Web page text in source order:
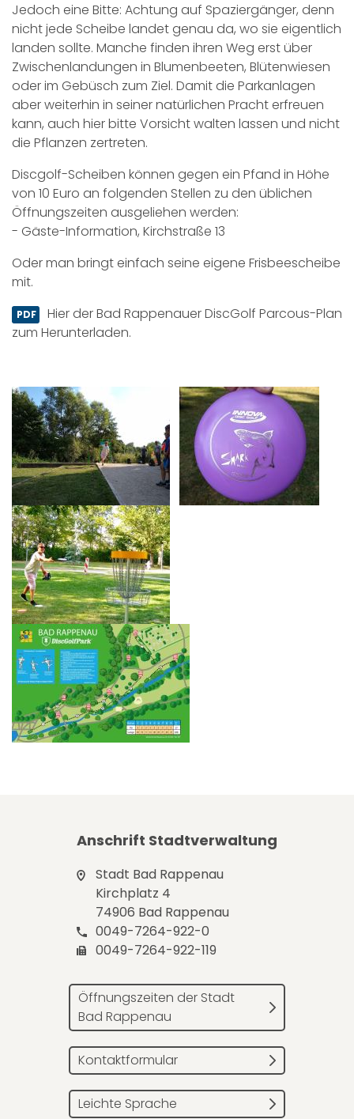
Jedoch eine Bitte: Achtung auf Spaziergänger, denn
nicht jede Scheibe landet genau da, wo sie eigentlich
landen sollte. Manche finden ihren Weg erst über
Zwischenlandungen in Blumenbeeten, Blütenwiesen
oder im Gebüsch zum Ziel. Damit die Parkanlagen
aber weiterhin in seiner natürlichen Pracht erfreuen
kann, auch hier bitte Vorsicht walten lassen und nicht
die Pflanzen zertreten.
Discgolf-Scheiben können gegen ein Pfand in Höhe
von 10 Euro an folgenden Stellen zu den üblichen
Öffnungszeiten ausgeliehen werden:
- Gäste-Information, Kirchstraße 13
Oder man bringt einfach seine eigene Frisbeescheibe
mit.
Hier der Bad Rappenauer DiscGolf Parcous-Plan
zum Herunterladen.
Anschrift Stadtverwaltung
Stadt Bad Rappenau
Kirchplatz 4
74906 Bad Rappenau
0049-7264-922-0
0049-7264-922-119
Öffnungszeiten der Stadt
Bad Rappenau
Kontaktformular
Leichte Sprache